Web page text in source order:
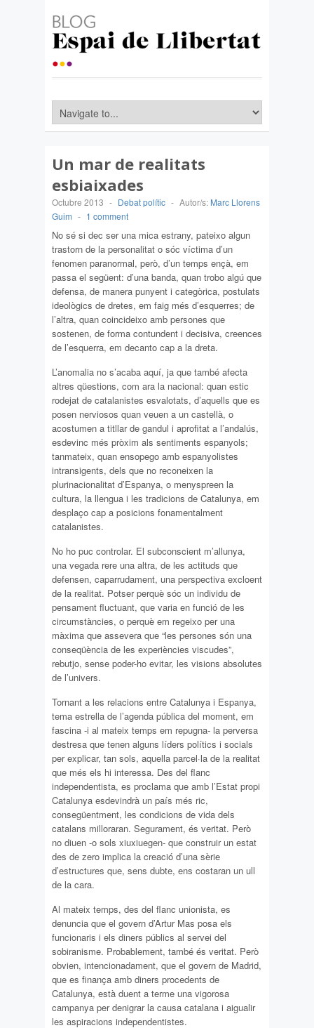
Un mar de realitats
esbiaixades
Octubre 2013 - Debat polític - Autor/s: Marc Llorens
Guim - 1 comment
No sé si dec ser una mica estrany, pateixo algun
trastorn de la personalitat o sóc víctima d’un
fenomen paranormal, però, d’un temps ençà, em
passa el següent: d’una banda, quan trobo algú que
defensa, de manera punyent i categòrica, postulats
ideològics de dretes, em faig més d’esquerres; de
l’altra, quan coincideixo amb persones que
sostenen, de forma contundent i decisiva, creences
de l’esquerra, em decanto cap a la dreta.
L’anomalia no s’acaba aquí, ja que també afecta
altres qüestions, com ara la nacional: quan estic
rodejat de catalanistes esvalotats, d’aquells que es
posen nerviosos quan veuen a un castellà, o
acostumen a titllar de gandul i aprofitat a l’andalús,
esdevinc més pròxim als sentiments espanyols;
tanmateix, quan ensopego amb espanyolistes
intransigents, dels que no reconeixen la
plurinacionalitat d’Espanya, o menyspreen la
cultura, la llengua i les tradicions de Catalunya, em
desplaço cap a posicions fonamentalment
catalanistes.
No ho puc controlar. El subconscient m’allunya,
una vegada rere una altra, de les actituds que
defensen, caparrudament, una perspectiva excloent
de la realitat. Potser perquè sóc un individu de
pensament fluctuant, que varia en funció de les
circumstàncies, o perquè em regeixo per una
màxima que assevera que “les persones són una
conseqüència de les experiències viscudes”,
rebutjo, sense poder-ho evitar, les visions absolutes
de l’univers.
Tornant a les relacions entre Catalunya i Espanya,
tema estrella de l’agenda pública del moment, em
fascina -i al mateix temps em repugna- la perversa
destresa que tenen alguns líders polítics i socials
per explicar, tan sols, aquella parcel·la de la realitat
que més els hi interessa. Des del flanc
independentista, es proclama que amb l’Estat propi
Catalunya esdevindrà un país més ric,
consegüentment, les condicions de vida dels
catalans milloraran. Segurament, és veritat. Però
no diuen -o sols xiuxiuegen- que construir un estat
des de zero implica la creació d’una sèrie
d’estructures que, sens dubte, ens costaran un ull
de la cara.
Al mateix temps, des del flanc unionista, es
denuncia que el govern d’Artur Mas posa els
funcionaris i els diners públics al servei del
sobiranisme. Probablement, també és veritat. Però
obvien, intencionadament, que el govern de Madrid,
que es finança amb diners procedents de
Catalunya, està duent a terme una vigorosa
campanya per denigrar la causa catalana i aigualir
les aspiracions independentistes.